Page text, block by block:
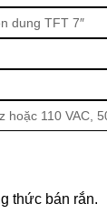
dung TFT 7″
hoặc 110 VAC,
thức bán rắn.